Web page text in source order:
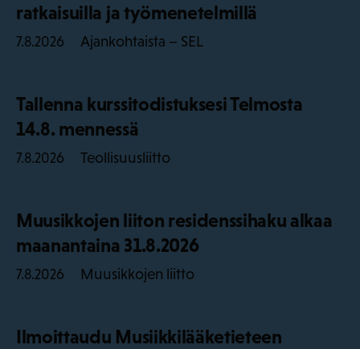
ratkaisuilla ja työmenetelmillä
7.8.2026 Ajankohtaista – SEL
Tallenna kurssitodistuksesi Telmosta
14.8. mennessä
7.8.2026 Teollisuusliitto
Muusikkojen liiton residenssihaku alkaa
maanantaina 31.8.2026
7.8.2026 Muusikkojen liitto
Ilmoittaudu Musiikkilääketieteen